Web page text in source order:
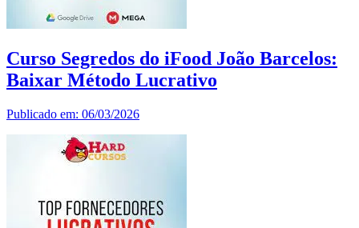
Curso Segredos do iFood João Barcelos:
Baixar Método Lucrativo
Publicado em: 06/03/2026